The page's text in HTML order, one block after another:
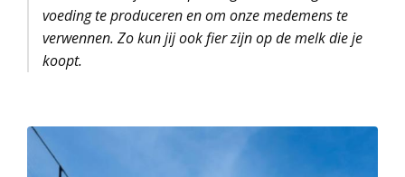
voeding te produceren en om onze medemens te
verwennen. Zo kun jij ook fier zijn op de melk die je
koopt.